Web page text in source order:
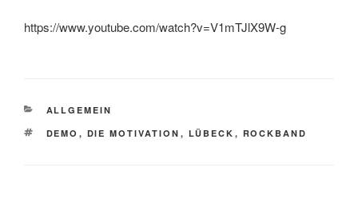
https://www.youtube.com/watch?v=V1mTJlX9W-g
KATEGORIEN
ALLGEMEIN
SCHLAGWÖRTER
DEMO , DIE MOTIVATION , LÜBECK , ROCKBAND